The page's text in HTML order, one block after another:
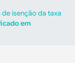
isenção da taxa
em